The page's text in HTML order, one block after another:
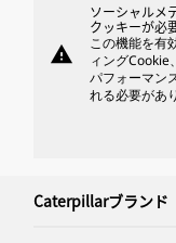
warning
ソーシャルメ
クッキーが必
この機能を有
ィングCookie
パフォーマン
れる必要があ
Caterpillarブランド